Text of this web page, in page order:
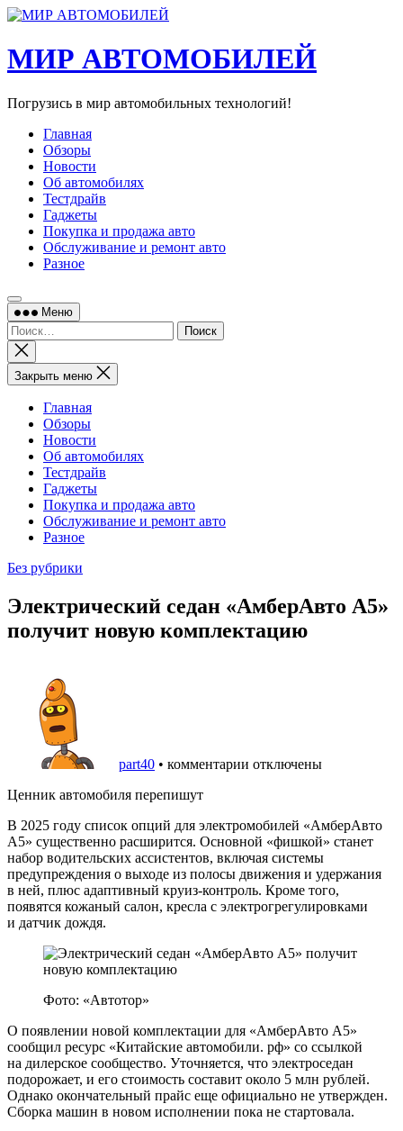
Перейти
содержимому
МИР АВТОМОБИЛЕЙ
Погрузись в мир автомобильных технологий!
Главная
Обзоры
Новости
Об автомобилях
Тестдрайв
Гаджеты
Покупка и продажа авто
Обслуживание и ремонт авто
Разное
Меню
Найти:
Закрыть
поиск
Закрыть меню
Главная
Обзоры
Новости
Об автомобилях
Тестдрайв
Гаджеты
Покупка и продажа авто
Обслуживание и ремонт авто
Разное
Без рубрики
Электрический седан «АмберАвто А5»
получит новую комплектацию
part40 • комментарии отключены
Ценник автомобиля перепишут
В 2025 году список опций для электромобилей «АмберАвто
А5» существенно расширится. Основной «фишкой» станет
набор водительских ассистентов, включая системы
предупреждения о выходе из полосы движения и удержания
в ней, плюс адаптивный круиз-контроль. Кроме того,
появятся кожаный салон, кресла с электрогрегулировками
и датчик дождя.
Фото: «Автотор»
О появлении новой комплектации для «АмберАвто А5»
сообщил ресурс «Китайские автомобили. рф» со ссылкой
на дилерское сообщество. Уточняется, что электроседан
подорожает, и его стоимость составит около 5 млн рублей.
Однако окончательный прайс еще официально не утвержден.
Сборка машин в новом исполнении пока не стартовала.